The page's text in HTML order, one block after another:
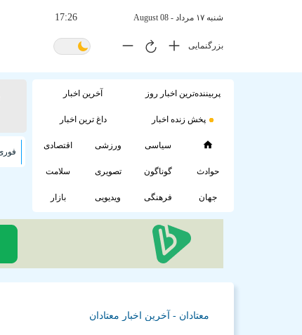
شنبه ۱۷ مرداد - 08 August 17:26
بزرگنمایی
پربیننده‌ترین اخبار روز آخرین اخبار
پخش زنده اخبار داغ ترین اخبار
سیاسی ورزشی اقتصادی
حوادث گوناگون تصویری سلامت
جهان فرهنگی ویدیویی بازار
معتادان - آخرین اخبار معتادان